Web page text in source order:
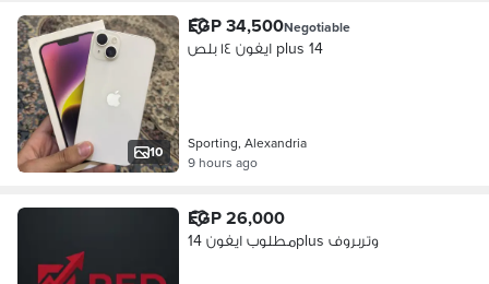
10
EGP 34,500Negotiable
ايفون ١٤ بلص plus 14
Sporting, Alexandria
9 hours ago
EGP 26,000
مطلوب ايفون 14plus وتربروف